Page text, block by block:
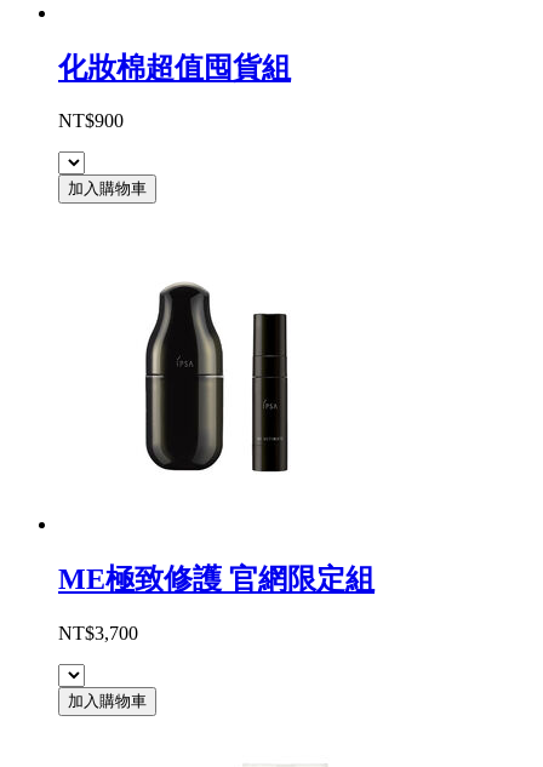
化妝棉超值囤貨組
NT$900
加入購物車
ME極致修護 官網限定組
NT$3,700
加入購物車